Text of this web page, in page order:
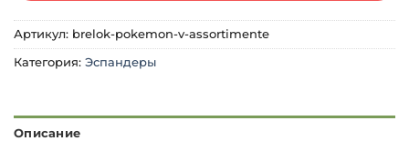
Артикул: brelok-pokemon-v-assortimente
Категория: Эспандеры
Описание